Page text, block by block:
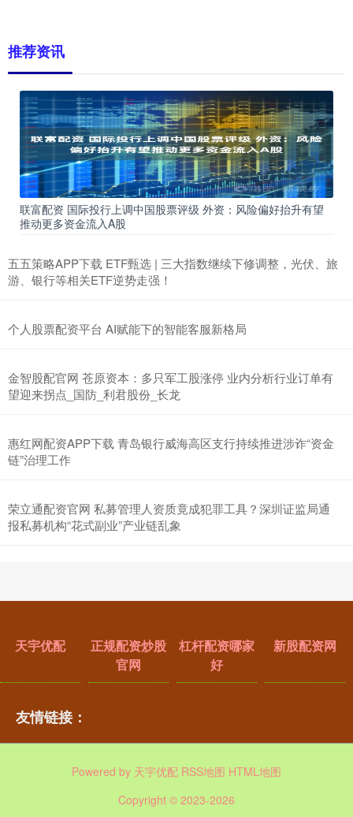
推荐资讯
联富配资 国际投行上调中国股票评级 外资：风险偏好抬升有望
推动更多资金流入A股
五五策略APP下载 ETF甄选 | 三大指数继续下修调整，光伏、旅
游、银行等相关ETF逆势走强！
个人股票配资平台 AI赋能下的智能客服新格局
金智股配官网 苍原资本：多只军工股涨停 业内分析行业订单有
望迎来拐点_国防_利君股份_长龙
惠红网配资APP下载 青岛银行威海高区支行持续推进涉诈“资金
链”治理工作
荣立通配资官网 私募管理人资质竟成犯罪工具？深圳证监局通
报私募机构“花式副业”产业链乱象
天宇优配
正规配资炒股
官网
杠杆配资哪家
好
新股配资网
友情链接：
Powered by 天宇优配 RSS地图 HTML地图
Copyright © 2023-2026